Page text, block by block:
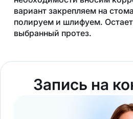
вариант закрепляем на
полируем и шлифуем.
выбранный протез.
Запись на